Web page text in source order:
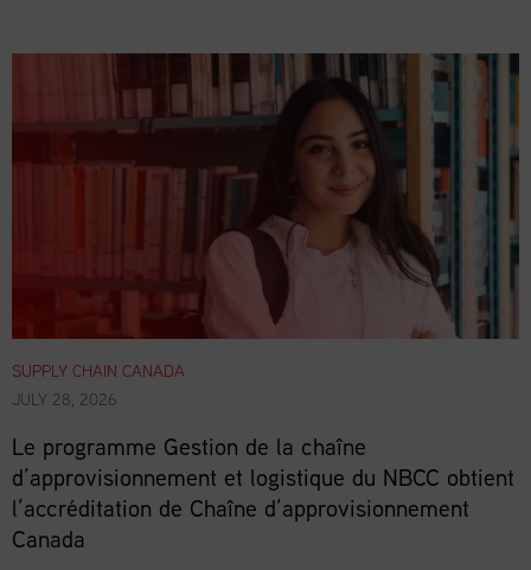
SUPPLY CHAIN CANADA
JULY 28, 2026
Le programme Gestion de la chaîne
d’approvisionnement et logistique du NBCC obtient
l’accréditation de Chaîne d’approvisionnement
Canada